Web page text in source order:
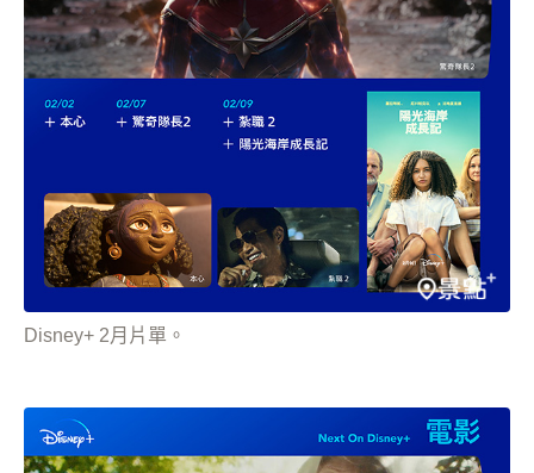
Disney+ 2月片單。